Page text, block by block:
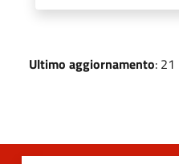
Ultimo aggiornamento: